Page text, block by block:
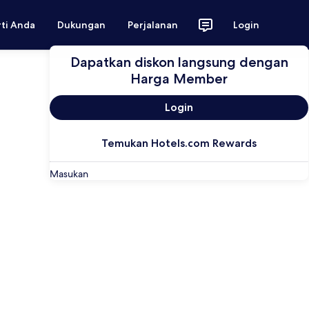
Anda Dukungan Perjalanan Login
Dapatkan diskon langsung dengan
Harga Member
Login
Temukan Hotels.com Rewards
Masukan